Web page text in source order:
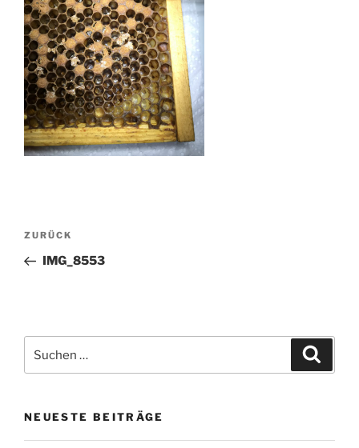
Beitragsnavigation
Vorheriger
Beitrag
ZURÜCK
IMG_8553
nach:
NEUESTE BEITRÄGE